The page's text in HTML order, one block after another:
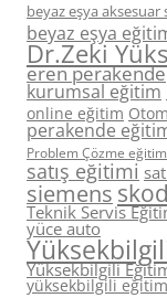
beyaz eşya aksesuar
beyaz eşya
Dr.Zeki
eren perakende
kurumsal eğitim
online eğitim
perakende
Problem Çözme
satış eğitimi
siemens
Teknik Servis
yüce auto
Yüksekbilgili
yüksekbilgili